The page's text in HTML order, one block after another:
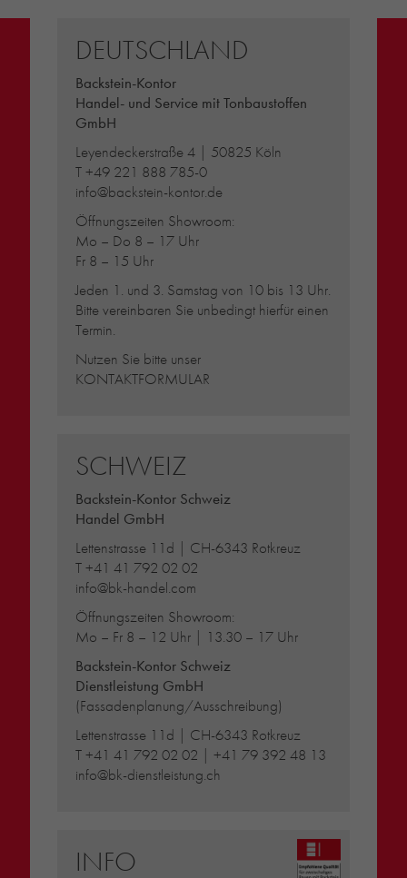
DEUTSCHLAND
Backstein-Kontor
Handel- und Service mit Tonbaustoffen
GmbH
Leyendeckerstraße 4 | 50825 Köln
T+49 221 888 785-0
info@backstein-kontor.de
Öffnungszeiten Showroom:
Mo – Do 8 – 17 Uhr
Fr 8 – 15 Uhr
Jeden 1. und 3. Samstag von 10 bis 13 Uhr.
Bitte vereinbaren Sie unbedingt hierfür einen
Termin.
Nutzen Sie bitte unser
KONTAKTFORMULAR
SCHWEIZ
Backstein-Kontor Schweiz
Handel GmbH
Lettenstrasse 11d | CH-6343 Rotkreuz
T+41 41 792 02 02
info@bk-handel.com
Öffnungszeiten Showroom:
Mo – Fr 8 – 12 Uhr | 13.30 – 17 Uhr
Backstein-Kontor Schweiz
Dienstleistung GmbH
(Fassadenplanung/Ausschreibung)
Lettenstrasse 11d | CH-6343 Rotkreuz
T+41 41 792 02 02 |+41 79 392 48 13
info@bk-dienstleistung.ch
INFO